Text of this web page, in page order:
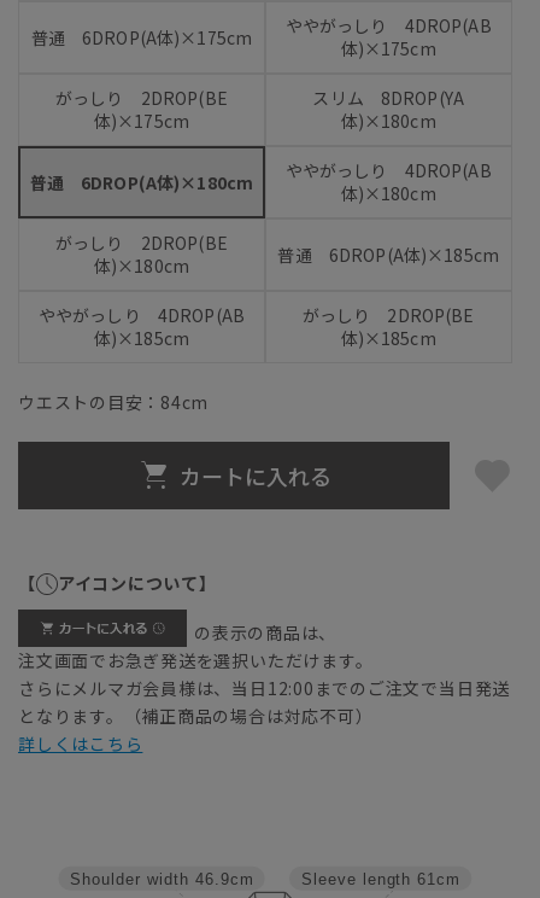
普通 6DROP(A体)×175cm
ややがっしり 4DROP(AB
体)×175cm
がっしり 2DROP(BE
体)×175cm
スリム 8DROP(YA
体)×180cm
普通 6DROP(A体)×180cm
ややがっしり 4DROP(AB
体)×180cm
がっしり 2DROP(BE
体)×180cm
普通 6DROP(A体)×185cm
ややがっしり 4DROP(AB
体)×185cm
がっしり 2DROP(BE
体)×185cm
ウエストの目安： 84cm
カートに入れる
【 アイコンについて】
の表示の商品は、
注文画面でお急ぎ発送を選択いただけます。
さらにメルマガ会員様は、当日12:00までのご注文で当日発送
となります。（補正商品の場合は対応不可）
詳しくはこちら
Sleeve length 61cm
Shoulder width 46.9cm